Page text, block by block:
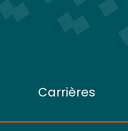
Carrières